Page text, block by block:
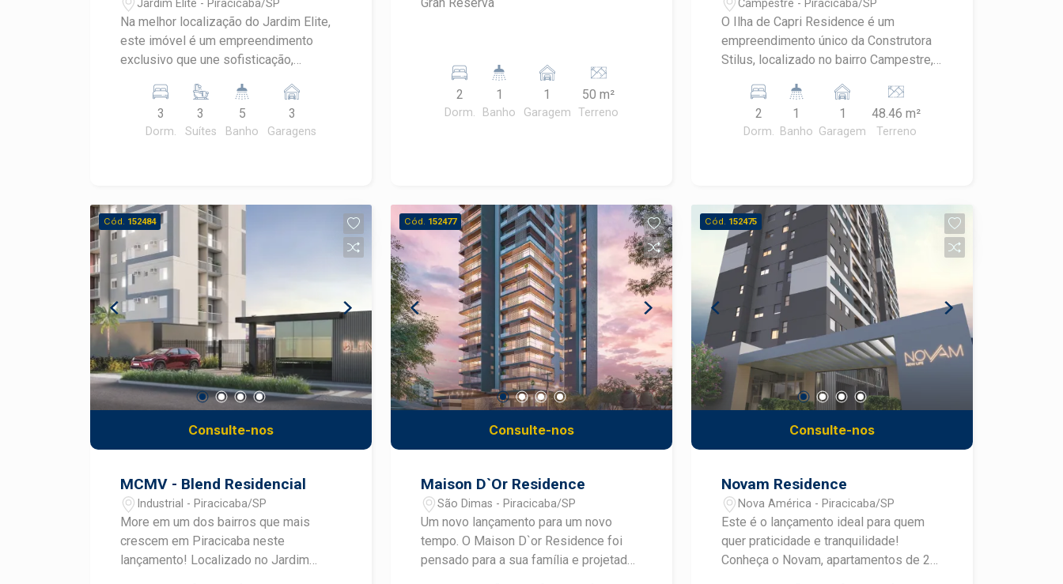
Jardim Elite - Piracicaba/SP
Na melhor localização do Jardim Elite,
este imóvel é um empreendimento
exclusivo que une sofisticação,
próximo a comércios, serviços e fácil
acesso às principais vias da cidade.
Apartamento de alto padrão 3 suítes
com eletrodomésticos de alta
qualidade Varanda gourmet com vista
livre Ar-condicionado central Ambientes
planejados com requinte e excelente
acabamento Depósito privativo 3 vagas
de garagem Imóvel que proporciona
conforto, exclusividade e uma
experiência única de morar bem, com
integração entre os ambientes e
espaço ideal para receber com
elegância. Construa seu futuro com
mercado imobiliário de Piracicaba.
3
Dorm.
3
Suítes
5
Banho
3
Garagens
2
Dorm.
1
Banho
1
Garagem
50 m²
Terreno
Campestre - Piracicaba/SP
O Ilha de Capri Residence é um
empreendimento único da Construtora
Stilus, localizado no bairro Campestre,
busca qualidade de vida, o condomínio
oferece apartamentos modernos e bem
planejados, com opções de 2
com varanda, proporcionando mais
luminosidade e ventilação aos
ambientes. Para quem deseja ainda
mais espaço e exclusividade, o
empreendimento conta com
apartamentos Garden, que possuem
uma área externa privativa ? ideal para
criar um ambiente aconchegante ao ar
livre, seja para lazer, jardinagem ou
momentos especiais com a família e
amigos. Além do conforto dentro de
uma estrutura completa de lazer e
piscina, academia, espaço pet, salão de
festas, playground, área zen e
bicicletário. As torres possuem dois
elevadores, e os apartamentos já vêm
preparados para a instalação de ar-
condicionado, garantindo mais
2
Dorm.
1
Banho
1
Garagem
48.46 m²
Terreno
Cód. 152484
Consulte-nos
MCMV - Blend Residencial
Industrial - Piracicaba/SP
More em um dos bairros que mais
crescem em Piracicaba neste
lançamento! Localizado no Jardim
Cód. 152477
Consulte-nos
Maison D`Or Residence
São Dimas - Piracicaba/SP
Um novo lançamento para um novo
tempo. O Maison D`or Residence foi
pensado para a sua família e projetado
Cód. 152475
Consulte-nos
Novam Residence
Nova América - Piracicaba/SP
Este é o lançamento ideal para quem
quer praticidade e tranquilidade!
Conheça o Novam, apartamentos de 2